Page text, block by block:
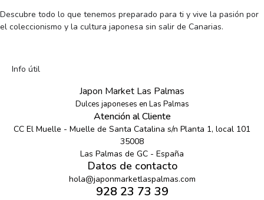
Descubre todo lo que tenemos preparado para ti y vive la pasión por
el coleccionismo y la cultura japonesa sin salir de Canarias.
Info útil
Japon Market Las Palmas
Dulces japoneses en Las Palmas
Atención al Cliente
CC El Muelle - Muelle de Santa Catalina s/n Planta 1, local 101
35008
Las Palmas de GC - España
Datos de contacto
hola@japonmarketlaspalmas.com
928 23 73 39